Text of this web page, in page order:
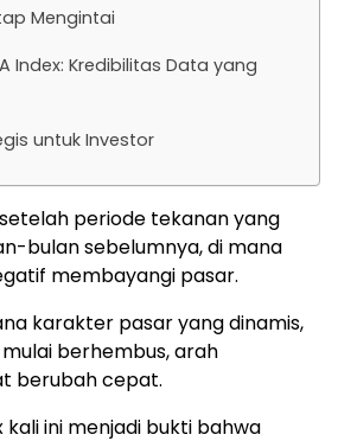
Mengintai
Index: Kredibilitas Data yang
untuk Investor
periode tekanan yang
bulan sebelumnya, di mana
membayangi pasar.
karakter pasar yang dinamis,
berhembus, arah
berubah cepat.
kali ini menjadi bukti bahwa